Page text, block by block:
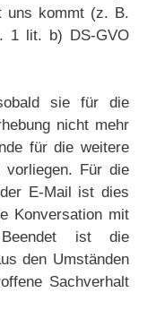
uns kommt (z. B.
1 lit. b) DS-GVO
sie für die
nicht mehr
für die weitere
vorliegen. Für die
E-Mail ist dies
Konversation mit
ist die
den Umständen
Sachverhalt